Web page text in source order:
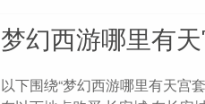
梦幻西游哪里有
以下围绕“梦幻西游哪里有天宫